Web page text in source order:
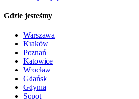
Gdzie jesteśmy
Warszawa
Kraków
Poznań
Katowice
Wrocław
Gdańsk
Gdynia
Sopot